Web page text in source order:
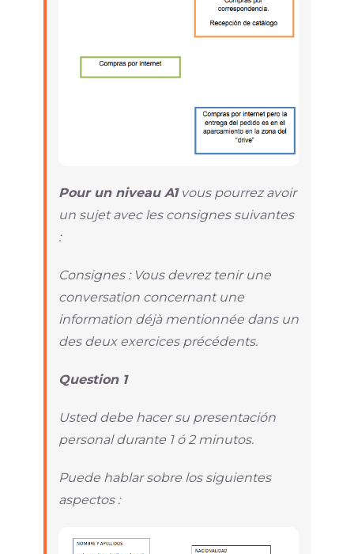
Pour un niveau A1vous pourrez avoir
un sujet avec les consignes suivantes
:
Consignes : Vous devrez tenir une
conversation concernant une
information déjà mentionnée dans un
des deux exercices précédents.
Question 1
Usted debe hacer su presentación
personal durante 1 ó 2 minutos.
Puede hablar sobre los siguientes
aspectos :